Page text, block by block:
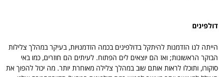
דולפינים
הייתה לנו הזדמנות להיתקל בדולפינים בכמה הזדמנויות, בעיקר במהלך צלילות
הבוקר הראשונות; ואז הם יוצאים לים הפתוח. לעיתים הם חוזרים, כמו באי
סוקורו, ותוכלו לראות אותם שוב במהלך צלילה מאוחרת יותר. מה יכול להפוך את